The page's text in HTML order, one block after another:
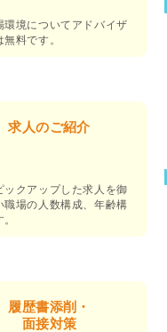
境についてアドバイザ
料です。
求人のご紹介
クアップした求人を御
場の人数構成、年齢構
履歴書添削・
面接対策